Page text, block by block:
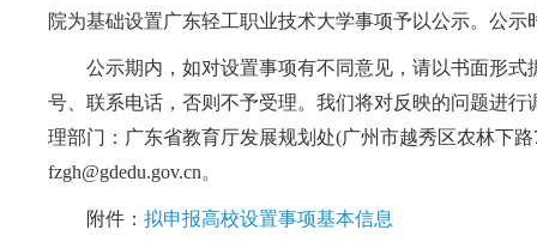
院为基础设置广东轻工职业技术大学事项予以公示。公示
公示期内，如对设置事项有不同意见，请以书面形式
号、联系电话，否则不予受理。我们将对反映的问题进
理部门：广东省教育厅发展规划处(广州市越秀区农林下路
fzgh@gdedu.gov.cn。
附件： 拟申报高校设置事项基本信息